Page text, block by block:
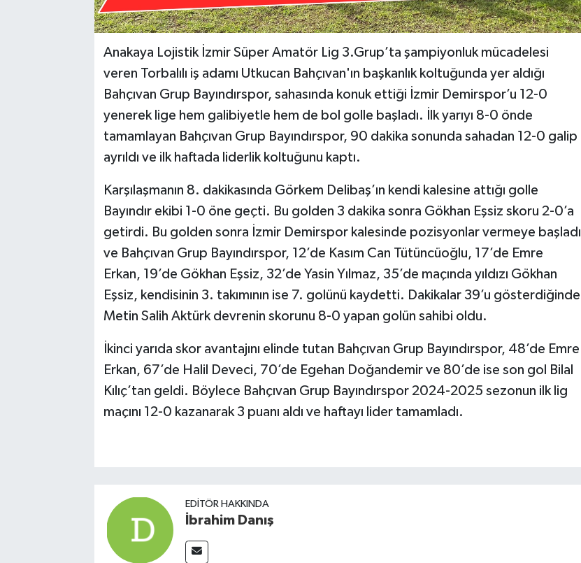
Anakaya Lojistik İzmir Süper Amatör Lig 3.Grup’ta şampiyonluk mücadelesi
veren Torbalılı iş adamı Utkucan Bahçıvan'ın başkanlık koltuğunda yer aldığı
Bahçıvan Grup Bayındırspor, sahasında konuk ettiği İzmir Demirspor’u 12-0
yenerek lige hem galibiyetle hem de bol golle başladı. İlk yarıyı 8-0 önde
tamamlayan Bahçıvan Grup Bayındırspor, 90 dakika sonunda sahadan 12-0 galip
ayrıldı ve ilk haftada liderlik koltuğunu kaptı.
Karşılaşmanın 8. dakikasında Görkem Delibaş’ın kendi kalesine attığı golle
Bayındır ekibi 1-0 öne geçti. Bu golden 3 dakika sonra Gökhan Eşsiz skoru 2-0’a
getirdi. Bu golden sonra İzmir Demirspor kalesinde pozisyonlar vermeye başladı
ve Bahçıvan Grup Bayındırspor, 12’de Kasım Can Tütüncüoğlu, 17’de Emre
Erkan, 19’de Gökhan Eşsiz, 32’de Yasin Yılmaz, 35’de maçında yıldızı Gökhan
Eşsiz, kendisinin 3. takımının ise 7. golünü kaydetti. Dakikalar 39’u gösterdiğinde
Metin Salih Aktürk devrenin skorunu 8-0 yapan golün sahibi oldu.
İkinci yarıda skor avantajını elinde tutan Bahçıvan Grup Bayındırspor, 48’de Emre
Erkan, 67’de Halil Deveci, 70’de Egehan Doğandemir ve 80’de ise son gol Bilal
Kılıç’tan geldi. Böylece Bahçıvan Grup Bayındırspor 2024-2025 sezonun ilk lig
maçını 12-0 kazanarak 3 puanı aldı ve haftayı lider tamamladı.
EDITÖR HAKKINDA
İbrahim Danış